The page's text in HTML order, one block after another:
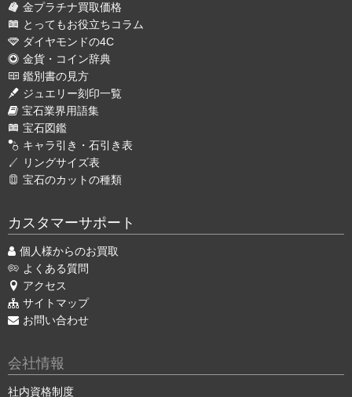
金プラチナ買取価格
とってもお役立ちコラム
ダイヤモンドの4C
金貨・コイン辞典
鑑別書の見方
ジュエリー刻印一覧
宝石業界用語集
宝石図鑑
キャラ引き・石引き表
リングサイズ表
宝石のカットの種類
カスタマーサポート
個人様からのお買取
よくある質問
アクセス
サイトマップ
お問い合わせ
会社情報
社内資格制度